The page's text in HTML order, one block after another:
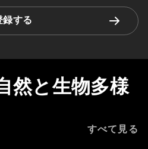
録する
然と生物多様
すべて見る